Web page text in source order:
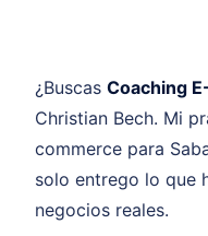
¿Buscas Coaching
Christian Bech. Mi
commerce para
solo entrego lo que
negocios reales.